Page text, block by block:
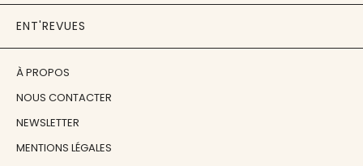
ENT'REVUES
À PROPOS
NOUS CONTACTER
NEWSLETTER
MENTIONS LÉGALES